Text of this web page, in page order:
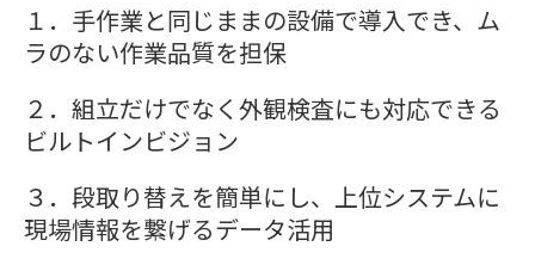
１．手作業と同じままの設備で導入でき、ム
ラのない作業品質を担保
２．組立だけでなく外観検査にも対応できる
ビルトインビジョン
３．段取り替えを簡単にし、上位システムに
現場情報を繋げるデータ活用